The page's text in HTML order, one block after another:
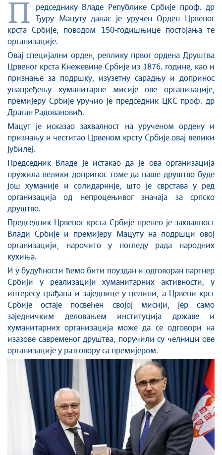
Стоп корупцији
Култура и вера
Спорт
Интервјуи
Линкови
Издвојене теме
COVID-19 - архива
П
редседнику Владе Републике Србије проф. др
Ђуру Мацуту данас је уручен Орден Црвеног
крста Србије, поводом 150-годишњице постојања те
организације.
Овај специјални орден, реплику првог ордена Друштва
Црвеног крста Кнежевине Србије из 1876. године, као и
признање за подршку, изузетну сарадњу и допринос
унапређењу хуманитарне мисије ове организације,
премијеру Србије уручио је председник ЦКС проф. др
Драган Радовановић.
Мацут је исказао захвалност на урученом ордену и
признању и честитао Црвеном крсту Србије овај велики
јубилеј.
Председник Владе је истакао да је ова организација
пружила велики допринос томе да наше друштво буде
још хуманије и солидарније, што је сврстава у ред
организација од непроцењивог значаја за српско
друштво.
Председник Црвеног крста Србије пренео је захвалност
Влади Србије и премијеру Мацуту на подршци овој
организацији, нарочито у погледу рада народних
кухиња.
И у будућности ћемо бити поуздан и одговоран партнер
Србији у реализацији хуманитарних активности, у
интересу грађана и заједнице у целини, а Црвени крст
Србије остаје посвећен својој мисији, јер само
заједничким деловањем институција државе и
хуманитарних организација може да се одговори на
изазове савременог друштва, поручили су челници ове
организације у разговору са премијером.